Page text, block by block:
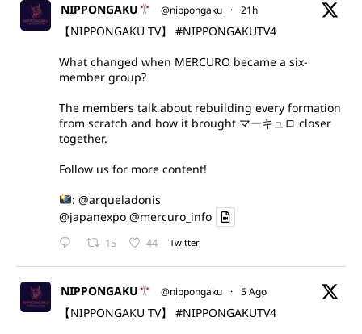
NIPPONGAKU @nippongaku · 21h
【NIPPONGAKU TV】 #NIPPONGAKUTV4
What changed when MERCURO became a six-
member group?
The members talk about rebuilding every formation
from scratch and how it brought マーキュロ closer
together.
Follow us for more content!
: @arqueladonis
@japanexpo @mercuro_info
15 44 Twitter
NIPPONGAKU @nippongaku · 5 Ago
【NIPPONGAKU TV】 #NIPPONGAKUTV4